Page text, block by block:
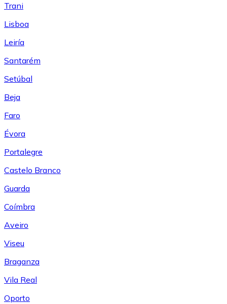
Trani
Lisboa
Leiría
Santarém
Setúbal
Beja
Faro
Évora
Portalegre
Castelo Branco
Guarda
Coímbra
Aveiro
Viseu
Braganza
Vila Real
Oporto